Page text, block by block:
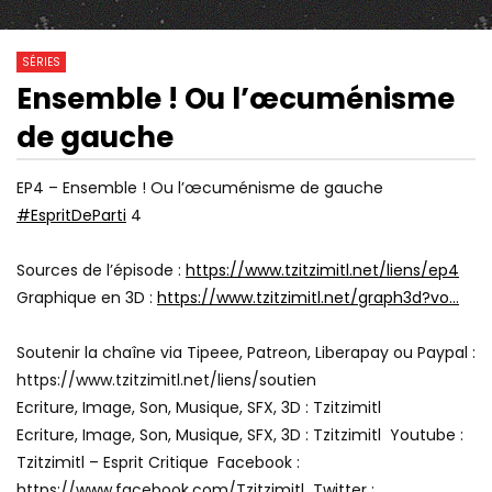
1 971 0
Watch Later
30:28
HISTOIRE DE L’ANTISÉMITISME,
AVEC JONATHAN HAYOUN &
JUDITH COHEN-SOLAL
01:00:00
CYRULNIK) : ON A
SŒUR ! LES JEUNES
L’AMOUR
SÉRIES
Ensemble ! Ou l’œcuménisme
de gauche
EP4 – Ensemble ! Ou l’œcuménisme de gauche
#EspritDeParti 4
Sources de l’épisode : https://www.tzitzimitl.net/liens/ep4
Graphique en 3D : https://www.tzitzimitl.net/graph3d?vo…
Soutenir la chaîne via Tipeee, Patreon, Liberapay ou Paypal :
https://www.tzitzimitl.net/liens/soutien
Ecriture, Image, Son, Musique, SFX, 3D : Tzitzimitl
Ecriture, Image, Son, Musique, SFX, 3D : Tzitzimitl Youtube :
Tzitzimitl – Esprit Critique Facebook :